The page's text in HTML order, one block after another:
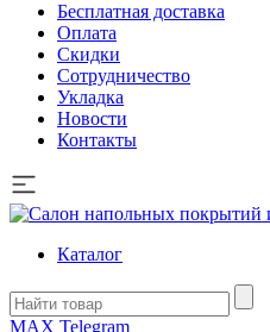
Бесплатная доставка
Оплата
Скидки
Сотрудничество
Укладка
Новости
Контакты
Каталог
MAX Telegram